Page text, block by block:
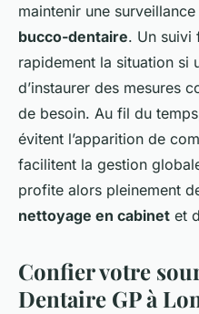
maintenir une
bucco-dentaire. Un suivi
rapidement la situation si
d’instaurer des mesures
de besoin. Au fil du
évitent l’apparition de
facilitent la gestion
profite alors pleinement
nettoyage en cabinet et
Confier votre
Dentaire GP à